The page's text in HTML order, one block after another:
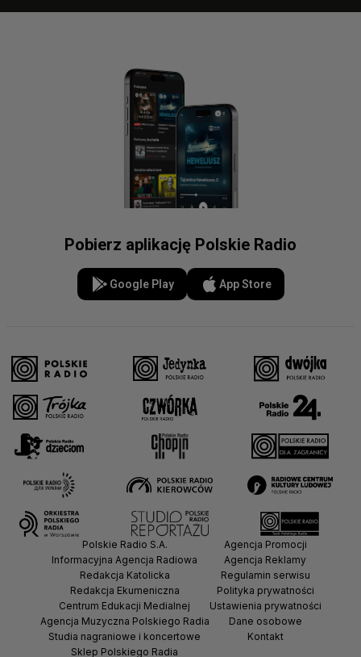
Pobierz aplikację Polskie Radio
Google Play App Store
Polskie Radio S.A.
Informacyjna Agencja Radiowa
Redakcja Katolicka
Redakcja Ekumeniczna
Centrum Edukacji Medialnej
Agencja Muzyczna Polskiego Radia
Studia nagraniowe i koncertowe
Sklep Polskiego Radia
Agencja Promocji
Agencja Reklamy
Regulamin serwisu
Polityka prywatności
Ustawienia prywatności
Dane osobowe
Kontakt